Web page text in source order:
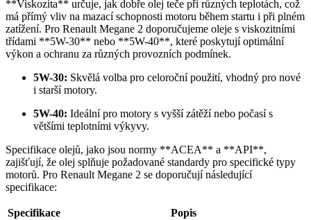
**Viskozita** určuje, jak dobře olej teče při různých teplotách, což
má přímý vliv na mazací schopnosti motoru během startu i při plném
zatížení. Pro Renault Megane 2 doporučujeme oleje s viskozitními
třídami **5W-30** nebo **5W-40**, které poskytují optimální
výkon a ochranu za různých provozních podmínek.
5W-30: Skvělá volba pro celoroční použití, vhodný pro nové
i starší motory.
5W-40: Ideální pro motory s vyšší zátěží nebo počasí s
většími teplotními výkyvy.
Specifikace olejů, jako jsou normy **ACEA** a **API**,
zajišťují, že olej splňuje požadované standardy pro specifické typy
motorů. Pro Renault Megane 2 se doporučují následující
specifikace:
Specifikace
Popis